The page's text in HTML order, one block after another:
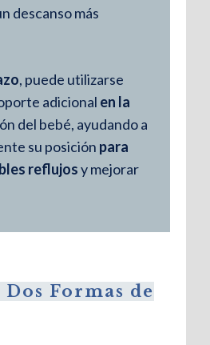
descanso más
, puede utilizarse
adicional en la
del bebé, ayudando a
su posición para
reflujosy mejorar
Formas de